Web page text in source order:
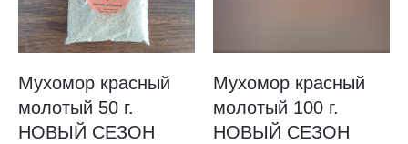
Мухомор красный
молотый 50 г.
НОВЫЙ СЕЗОН
Мухомор красный
молотый 100 г.
НОВЫЙ СЕЗОН